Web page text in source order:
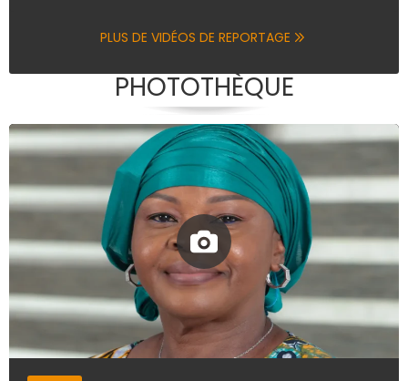
PLUS DE VIDÉOS DE REPORTAGE
PHOTOTHÈQUE